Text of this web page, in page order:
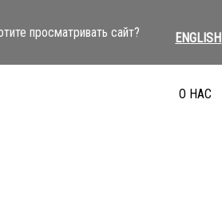
просматривать сайт? ENGLISH
О НАС